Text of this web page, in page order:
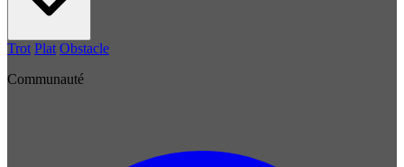
Trot Plat Obstacle
Communauté